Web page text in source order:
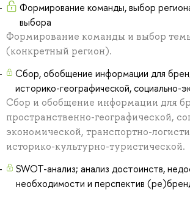
Формирование команды, выбор
выбора
Формирование команды и выбор
(конкретный регион).
Сбор, обобщение информации для
историко-географической, социально-
Сбор и обобщение информации для
пространственно-географической,
экономической, транспортно-
историко-культурно-туристической.
SWOT-анализ; анализ достоинств,
необходимости и перспектив